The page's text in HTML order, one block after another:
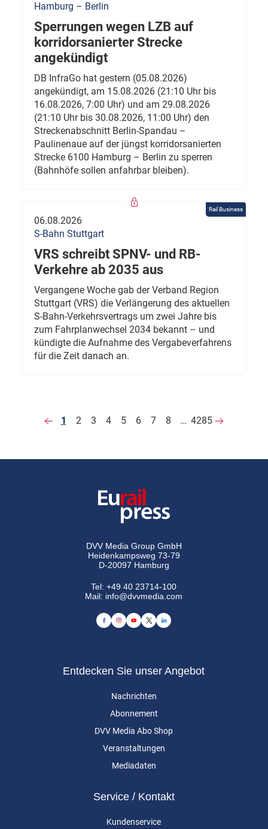
Hamburg – Berlin
Sperrungen wegen LZB auf
korridorsanierter Strecke
angekündigt
DB InfraGo hat gestern (05.08.2026)
angekündigt, am 15.08.2026 (21:10 Uhr bis
16.08.2026, 7:00 Uhr) und am 29.08.2026
(21:10 Uhr bis 30.08.2026, 11:00 Uhr) den
Streckenabschnitt Berlin-Spandau –
Paulinenaue auf der jüngst korridorsanierten
Strecke 6100 Hamburg – Berlin zu sperren
(Bahnhöfe sollen anfahrbar bleiben).
Rail Business
06.08.2026
S-Bahn Stuttgart
VRS schreibt SPNV- und RB-
Verkehre ab 2035 aus
Vergangene Woche gab der Verband Region
Stuttgart (VRS) die Verlängerung des aktuellen
S-Bahn-Verkehrsvertrags um zwei Jahre bis
zum Fahrplanwechsel 2034 bekannt – und
kündigte die Aufnahme des Vergabeverfahrens
für die Zeit danach an.
1 2 3 4 5 6 7 8 … 4285
DVV Media Group GmbH
Heidenkampsweg 73-79
D-20097 Hamburg
Tel:+49 40 23714-100
Mail: info@dvvmedia.com
Entdecken Sie unser Angebot
Nachrichten
Abonnement
DVV Media Abo Shop
Veranstaltungen
Mediadaten
Service / Kontakt
Kundenservice